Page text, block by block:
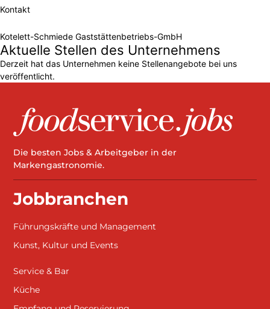
Kontakt
Kotelett-Schmiede Gaststättenbetriebs-GmbH
Aktuelle Stellen des Unternehmens
Derzeit hat das Unternehmen keine Stellenangebote bei uns
veröffentlicht.
Die besten Jobs & Arbeitgeber in der
Markengastronomie.
Jobbranchen
Führungskräfte und Management
Kunst, Kultur und Events
Service & Bar
Küche